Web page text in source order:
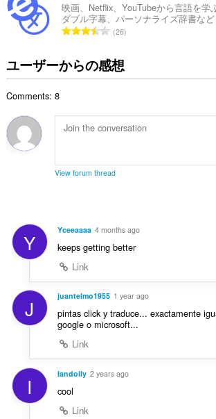
clipboard.
張
機
能
は、
ブ
お
よ
ア
ク
ィ
に
能
で
す。
総
数
：
映画、Netflix、YouTubeから言語を学
ダブル字幕、パーソナライズ辞書など
評
の
総
26
ユーザーからの感想
Comments: 8
View forum thread
Y Yceeaaaa 4 months ago
keeps getting better
Link
J juantelmo1955 1 year ago
pintas click y traduce... exactamente
google o microsoft...
Link
I Iandolly 2 years ago
cool
Link